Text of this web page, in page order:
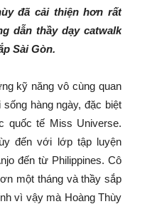
đã cải thiện hơn rất
dẫn thầy dạy catwalk
Sài Gòn.
kỹ năng vô cùng quan
hàng ngày, đặc biệt
quốc tế Miss Universe.
đến với lớp tập luyện
đến từ Philippines. Cô
một tháng và thầy sắp
vì vậy mà Hoàng Thùy